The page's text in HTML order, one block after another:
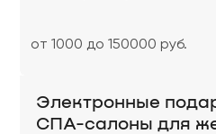
от 1000 до 150000 руб.
Электронные
СПА-салоны для